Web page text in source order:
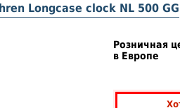
Longcase clock NL 500 GG
Розничная
в Европе